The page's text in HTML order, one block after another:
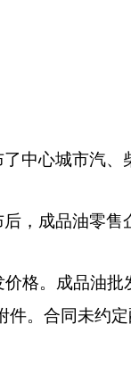
中心城市汽
，成品油零
格。成品油
件。合同未约